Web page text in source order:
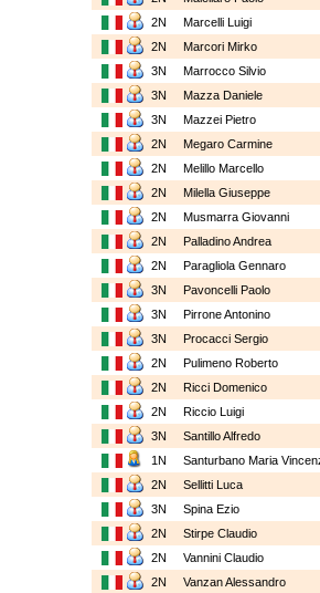
2N
Marcelli Luigi
2N
Marcori Mirko
3N
Marrocco Silvio
3N
Mazza Daniele
3N
Mazzei Pietro
2N
Megaro Carmine
2N
Melillo Marcello
2N
Milella Giuseppe
2N
Musmarra Giovanni
2N
Palladino Andrea
2N
Paragliola Gennaro
3N
Pavoncelli Paolo
3N
Pirrone Antonino
3N
Procacci Sergio
2N
Pulimeno Roberto
2N
Ricci Domenico
2N
Riccio Luigi
3N
Santillo Alfredo
1N
Santurbano Maria
2N
Sellitti Luca
3N
Spina Ezio
2N
Stirpe Claudio
2N
Vannini Claudio
2N
Vanzan Alessandro